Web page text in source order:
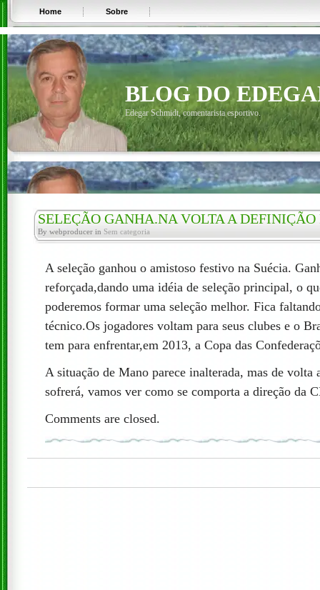
Home Sobre
BLOG DO
Edegar Schmidt, comentarista esportivo.
SELEÇÃO GANHA.NA VOLTA A
By webproducer in Sem categoria
A seleção ganhou o amistoso festivo na Suécia.
reforçada,dando uma idéia de seleção principal, o
poderemos formar uma seleção melhor. Fica
técnico.Os jogadores voltam para seus clubes e o
tem para enfrentar,em 2013, a Copa das
A situação de Mano parece inalterada, mas de volta
sofrerá, vamos ver como se comporta a direção da
Comments are closed.